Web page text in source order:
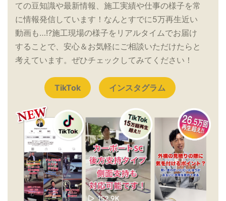
ての豆知識や最新情報、施工実績や仕事の様子を常
に情報発信しています！なんとすでに5万再生近い
動画も…!?施工現場の様子をリアルタイムでお届け
することで、安心＆お気軽にご相談いただけたらと
考えています。ぜひチェックしてみてください！
TikTok インスタグラム